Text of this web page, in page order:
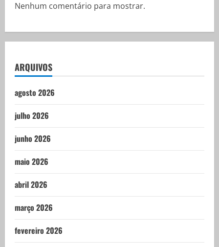
Nenhum comentário para mostrar.
ARQUIVOS
agosto 2026
julho 2026
junho 2026
maio 2026
abril 2026
março 2026
fevereiro 2026